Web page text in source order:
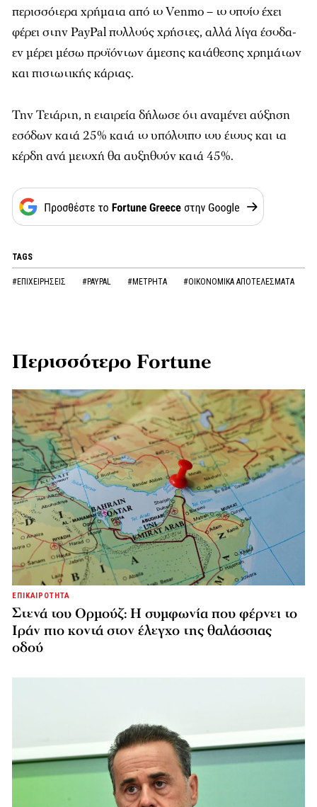
περισσότερα χρήματα από το Venmo – το οποίο έχει
φέρει στην PayPal πολλούς χρήστες, αλλά λίγα έσοδα-
εν μέρει μέσω προϊόντων άμεσης κατάθεσης χρημάτων
και πιστωτικής κάρτας.
Την Τετάρτη, η εταιρεία δήλωσε ότι αναμένει αύξηση
εσόδων κατά 25% κατά το υπόλοιπο του έτους και τα
κέρδη ανά μετοχή θα αυξηθούν κατά 45%.
TAGS
#ΕΠΙΧΕΙΡΗΣΕΙΣ #PAYPAL #ΜΕΤΡΗΤΑ #ΟΙΚΟΝΟΜΙΚΑ ΑΠΟΤΕΛΕΣΜΑΤΑ
Περισσότερο Fortune
ΕΠΙΚΑΙΡΟΤΗΤΑ
Στενά του Ορμούζ: Η συμφωνία που φέρνει το
Ιράν πιο κοντά στον έλεγχο της θαλάσσιας
οδού